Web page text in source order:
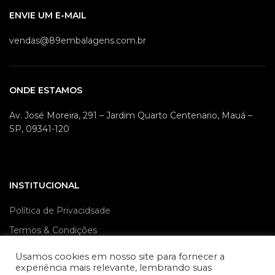
ENVIE UM E-MAIL
vendas@89embalagens.com.br
ONDE ESTAMOS
Av. José Moreira, 291 – Jardim Quarto Centenario, Mauá –
SP, 09341-120
INSTITUCIONAL
Política de Privacidsade
Termos & Condições
Contato
Usamos cookies em nosso site para fornecer a
experiência mais relevante, lembrando suas